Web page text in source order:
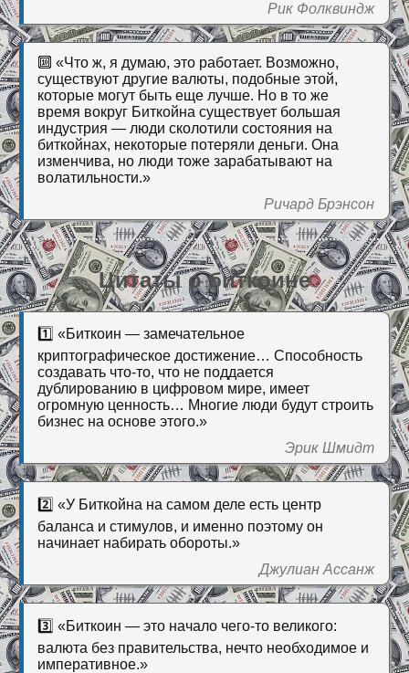
Рик Фолквиндж
🔟 «Что ж, я думаю, это работает. Возможно,
существуют другие валюты, подобные этой,
которые могут быть еще лучше. Но в то же
время вокруг Биткойна существует большая
индустрия — люди сколотили состояния на
биткойнах, некоторые потеряли деньги. Она
изменчива, но люди тоже зарабатывают на
волатильности.»
Ричард Брэнсон
Цитаты о биткоине
1️⃣ «Биткоин — замечательное
криптографическое достижение… Способность
создавать что-то, что не поддается
дублированию в цифровом мире, имеет
огромную ценность… Многие люди будут строить
бизнес на основе этого.»
Эрик Шмидт
2️⃣ «У Биткойна на самом деле есть центр
баланса и стимулов, и именно поэтому он
начинает набирать обороты.»
Джулиан Ассанж
3️⃣ «Биткоин — это начало чего-то великого:
валюта без правительства, нечто необходимое и
императивное.»